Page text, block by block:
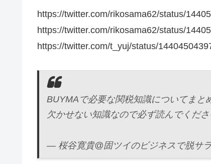
https://twitter.com/rikosama62/status/
https://twitter.com/rikosama62/status/
https://twitter.com/t_yuj/status/
BUYMAで必要な関税知識についてまと
欠かせない知識なので必ず読んでくださ
— 桜谷寛貴@固ツイのビジネスで脱サ